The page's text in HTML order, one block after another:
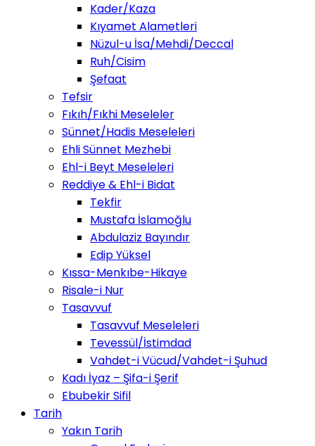
Kader/Kaza
Kıyamet Alametleri
Nüzul-u İsa/Mehdi/Deccal
Ruh/Cisim
Şefaat
Tefsir
Fıkıh/Fıkhi Meseleler
Sünnet/Hadis Meseleleri
Ehli Sünnet Mezhebi
Ehl-i Beyt Meseleleri
Reddiye & Ehl-i Bidat
Tekfir
Mustafa İslamoğlu
Abdulaziz Bayındır
Edip Yüksel
Kıssa-Menkıbe-Hikaye
Risale-i Nur
Tasavvuf
Tasavvuf Meseleleri
Tevessül/İstimdad
Vahdet-i Vücud/Vahdet-i Şuhud
Kadı İyaz – Şifa-i Şerif
Ebubekir Sifil
Tarih
Yakın Tarih